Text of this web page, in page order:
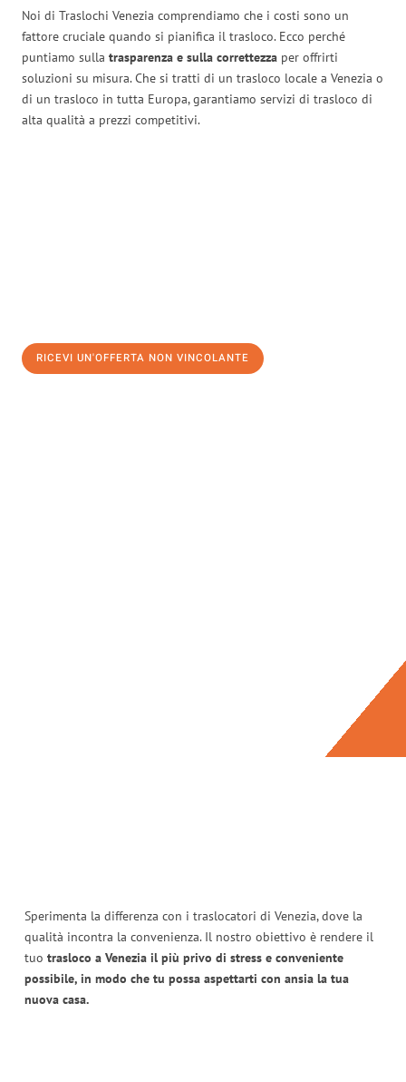
Noi di Traslochi Venezia comprendiamo che i costi sono un
fattore cruciale quando si pianifica il trasloco. Ecco perché
puntiamo sulla trasparenza e sulla correttezza per offrirti
soluzioni su misura. Che si tratti di un trasloco locale a Venezia o
di un trasloco in tutta Europa, garantiamo servizi di trasloco di
alta qualità a prezzi competitivi.
RICEVI UN'OFFERTA NON VINCOLANTE
Sperimenta la differenza con i traslocatori di Venezia, dove la
qualità incontra la convenienza. Il nostro obiettivo è rendere il
tuo trasloco a Venezia il più privo di stress e conveniente
possibile, in modo che tu possa aspettarti con ansia la tua
nuova casa.